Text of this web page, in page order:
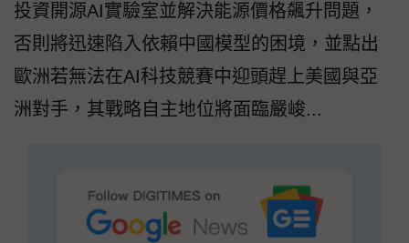
投資開源AI實驗室並解決能源價格飆升問題，
否則將迅速陷入依賴中國模型的困境，並點出
歐洲若無法在AI科技競賽中迎頭趕上美國與亞
洲對手，其戰略自主地位將面臨嚴峻...